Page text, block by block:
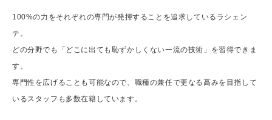
100%の力をそれぞれの専門が発揮することを追求しているラシェン
テ。
どの分野でも「どこに出ても恥ずかしくない一流の技術」を習得できま
す。
専門性を広げることも可能なので、職種の兼任で更なる高みを目指して
いるスタッフも多数在籍しています。